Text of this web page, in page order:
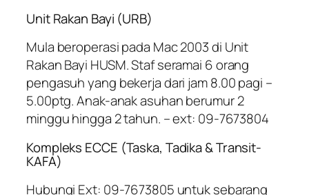
Unit Rakan Bayi (URB)
Mula beroperasi pada Mac 2003 di Unit
Rakan Bayi HUSM. Staf seramai 6 orang
pengasuh yang bekerja dari jam 8.00 pagi –
5.00ptg. Anak-anak asuhan berumur 2
minggu hingga 2 tahun. – ext: 09-7673804
Kompleks ECCE (Taska, Tadika & Transit-
KAFA)
Hubungi Ext: 09-7673805 untuk sebarang